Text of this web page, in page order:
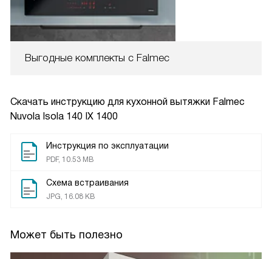
Выгодные комплекты с Falmec
Скачать инструкцию для кухонной вытяжки Falmec
Nuvola Isola 140 IX 1400
Инструкция по эксплуатации
PDF, 10.53 MB
Схема встраивания
JPG, 16.08 KB
Может быть полезно